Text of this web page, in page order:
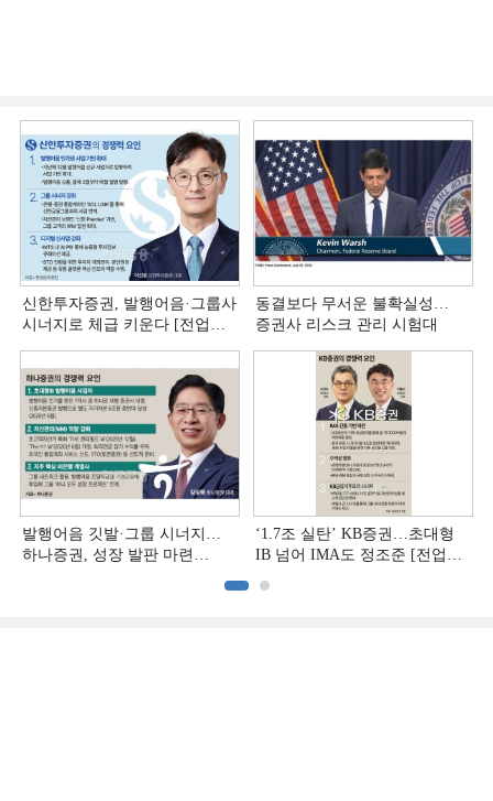
신한투자증권, 발행어음·그룹사
시너지로 체급 키운다 [전업계
동결보다 무서운 불확실성…
증권사 리스크 관리 시험대
발행어음 깃발·그룹 시너지…
하나증권, 성장 발판 마련
‘1.7조 실탄’ KB증권…초대형
IB 넘어 IMA도 정조준 [전업계